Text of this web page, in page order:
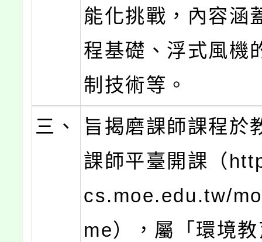
能化挑戰，內容涵
程基礎、浮式風機
制技術等。
三、
旨揭磨課師課程於
課師平臺開課（
cs.moe.edu.tw/
me），屬「環境